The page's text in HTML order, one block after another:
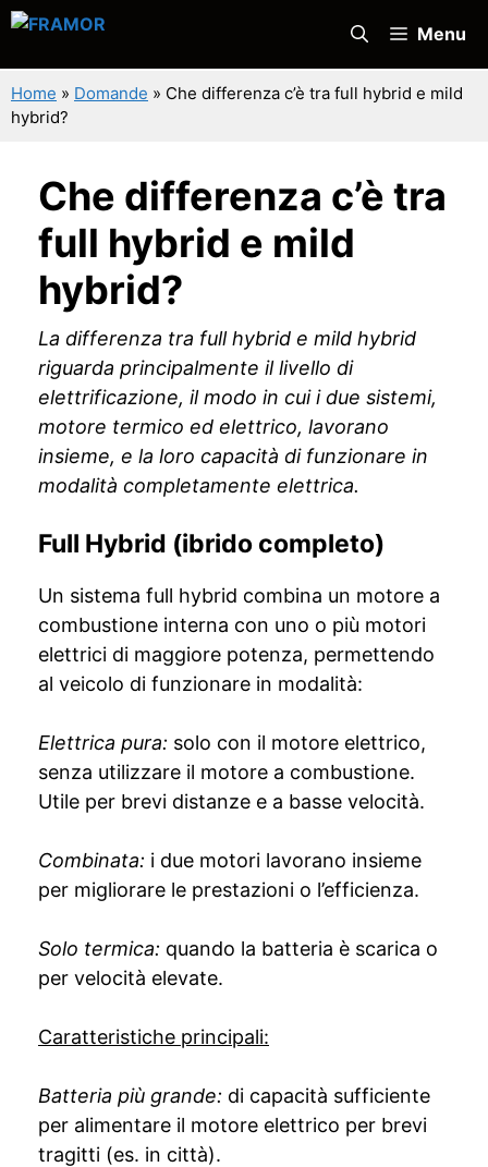
Vai
contenuto
Menu
Home » Domande » Che differenza c’è tra full hybrid e mild
hybrid?
Che differenza c’è tra
full hybrid e mild
hybrid?
La differenza tra full hybrid e mild hybrid
riguarda principalmente il livello di
elettrificazione, il modo in cui i due sistemi,
motore termico ed elettrico, lavorano
insieme, e la loro capacità di funzionare in
modalità completamente elettrica.
Full Hybrid (ibrido completo)
Un sistema full hybrid combina un motore a
combustione interna con uno o più motori
elettrici di maggiore potenza, permettendo
al veicolo di funzionare in modalità:
Elettrica pura: solo con il motore elettrico,
senza utilizzare il motore a combustione.
Utile per brevi distanze e a basse velocità.
Combinata: i due motori lavorano insieme
per migliorare le prestazioni o l’efficienza.
Solo termica: quando la batteria è scarica o
per velocità elevate.
Caratteristiche principali:
Batteria più grande: di capacità sufficiente
per alimentare il motore elettrico per brevi
tragitti (es. in città).